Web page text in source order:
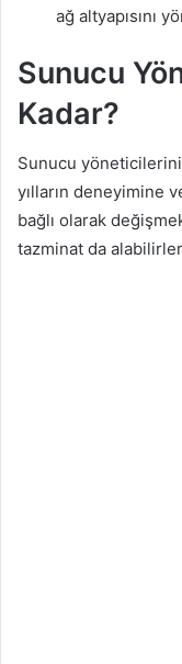
ağ altyapısını
Sunucu
Kadar?
Sunucu
yılların deneyimine
bağlı olarak
tazminat da